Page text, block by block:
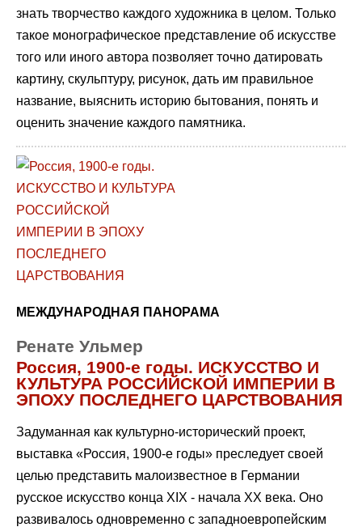
знать творчество каждого художника в целом. Только
такое монографическое представление об искусстве
того или иного автора позволяет точно датировать
картину, скульптуру, рисунок, дать им правильное
название, выяснить историю бытования, понять и
оценить значение каждого памятника.
МЕЖДУНАРОДНАЯ ПАНОРАМА
Ренате Ульмер
Россия, 1900-е годы. ИСКУССТВО И
КУЛЬТУРА РОССИЙСКОЙ ИМПЕРИИ В
ЭПОХУ ПОСЛЕДНЕГО ЦАРСТВОВАНИЯ
Задуманная как культурно-исторический проект,
выставка «Россия, 1900-е годы» преследует своей
целью представить малоизвестное в Германии
русское искусство конца XIX - начала ХХ века. Оно
развивалось одновременно с западноевропейским